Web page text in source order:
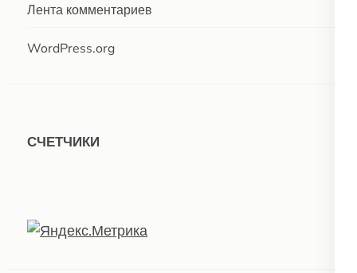
Лента комментариев
WordPress.org
СЧЕТЧИКИ